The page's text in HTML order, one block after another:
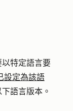
以特定語言要
設定為該語
語言版本。